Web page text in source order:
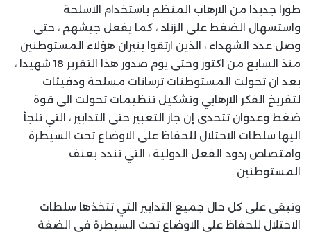
طورا جديدا من الارهاب المنظم باستخدام الاسلحة
واستسهال الضغط على الزناد ، كما يفعل جيشهم ، حتى
وصل عدد الشهداء ، الذين ارتقوا بنيران هؤلاء المستوطنين
منذ السابع من اكتور وحتى يوم صدور هذا التقرير 18 شهيدا ،
بعد ان تحولت المستوطنات ترسانات مسلحة ودفيئات
لتفريخ الفكر الارهابي وتشكيل تنظيمات تحولت الى قوة
ضغط وعدوان تتحدى إن جاز التعبير حتى التدابير ، التي تلجأ
اليها سلطات الاحتلال للحفاظ على الاوضاع تحت السيطرة
وامتصاص ردود الفعل الدولية ، التي تندد بعنف
المستوطنين .
وتبقى على كل حال جميع التدابير التي تتخذها سلطات
الاحتلال للحفاظ على الاوضاع تحت السيطرة في الضفة